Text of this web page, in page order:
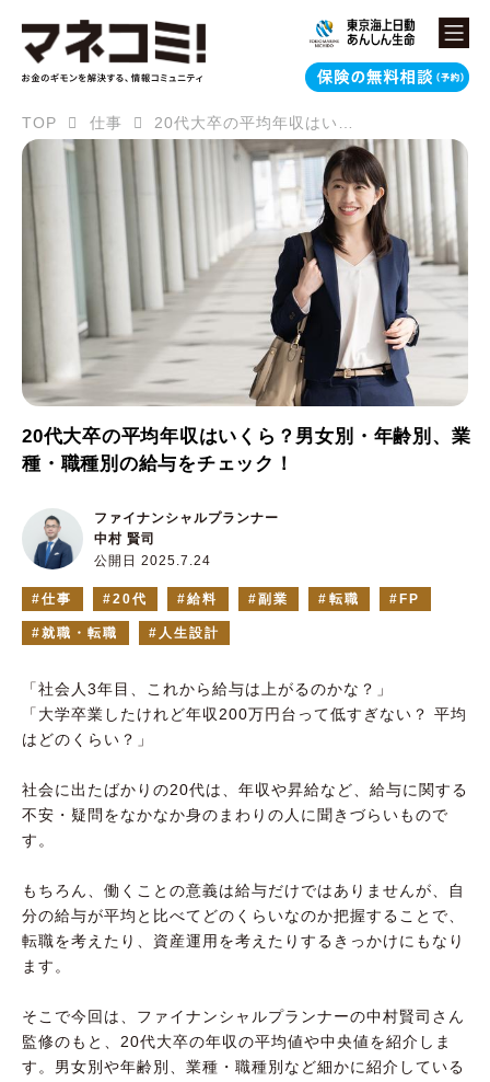
TOP 仕事 20代大卒の平均年収はいくら？男女別・年齢別、業種・職種別の給与をチェック！
20代大卒の平均年収はいくら？男女別・年齢別、業
種・職種別の給与をチェック！
公開日 2025.7.24
ファイナンシャルプランナー
中村 賢司
仕事 20代 給料 副業 転職 FP
就職・転職 人生設計
「社会人3年目、これから給与は上がるのかな？」
「大学卒業したけれど年収200万円台って低すぎない？ 平均
はどのくらい？」
社会に出たばかりの20代は、年収や昇給など、給与に関する
不安・疑問をなかなか身のまわりの人に聞きづらいもので
す。
もちろん、働くことの意義は給与だけではありませんが、自
分の給与が平均と比べてどのくらいなのか把握することで、
転職を考えたり、資産運用を考えたりするきっかけにもなり
ます。
そこで今回は、ファイナンシャルプランナーの中村賢司さん
監修のもと、20代大卒の年収の平均値や中央値を紹介しま
す。男女別や年齢別、業種・職種別など細かに紹介している